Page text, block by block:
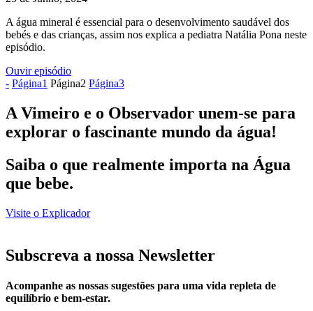
A água mineral é essencial para o desenvolvimento saudável dos
bebés e das crianças, assim nos explica a pediatra Natália Pona neste
episódio.
Ouvir episódio
- Página1 Página2 Página3
A Vimeiro e o Observador unem-se para
explorar o fascinante mundo da água!
Saiba o que realmente importa na Água
que bebe.
Visite o Explicador
Subscreva a nossa Newsletter
Acompanhe as nossas sugestões para uma vida repleta de
equilíbrio e bem-estar.